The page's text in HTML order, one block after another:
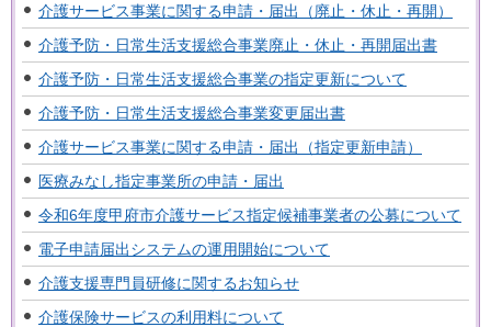
介護サービス事業に関する申請・届出（廃止・休止・再開）
介護予防・日常生活支援総合事業廃止・休止・再開届出書
介護予防・日常生活支援総合事業の指定更新について
介護予防・日常生活支援総合事業変更届出書
介護サービス事業に関する申請・届出（指定更新申請）
医療みなし指定事業所の申請・届出
令和6年度甲府市介護サービス指定候補事業者の公募について
電子申請届出システムの運用開始について
介護支援専門員研修に関するお知らせ
介護保険サービスの利用料について